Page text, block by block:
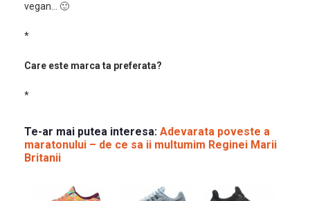
vegan… 🙂
*
Care este marca ta preferata?
*
Te-ar mai putea interesa: Adevarata poveste a
maratonului – de ce sa ii multumim Reginei Marii
Britanii